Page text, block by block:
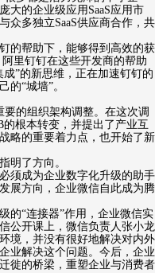
大的企业级应用SaaS应用市
众多独立SaaS供应商合作，共
的帮助下，能够得到高效的获
里钉钉在这些开发商的帮助
”的新思维，正在加速钉钉的
的“城墙”。
的组织架构调整。在这次调
根本转变，并提出了产业互
略的重要着力点，也开始了新
了方向。
成为企业数字化升级的助手
展方向，企业微信自此成为腾
“连接器”作用，企业微信实
公开课上，微信负责人张小龙
境，并没有很好地解决对内外
业解决这个问题。今后，企业
徙的桥梁，重塑企业与消费者